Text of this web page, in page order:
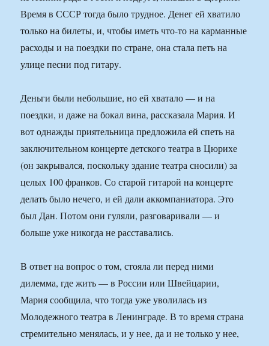
Время в СССР тогда было трудное. Денег ей хватило
только на билеты, и, чтобы иметь что-то на карманные
расходы и на поездки по стране, она стала петь на
улице песни под гитару.
Деньги были небольшие, но ей хватало — и на
поездки, и даже на бокал вина, рассказала Мария. И
вот однажды приятельница предложила ей спеть на
заключительном концерте детского театра в Цюрихе
(он закрывался, поскольку здание театра сносили) за
целых 100 франков. Со старой гитарой на концерте
делать было нечего, и ей дали аккомпаниатора. Это
был Дан. Потом они гуляли, разговаривали — и
больше уже никогда не расставались.
В ответ на вопрос о том, стояла ли перед ними
дилемма, где жить — в России или Швейцарии,
Мария сообщила, что тогда уже уволилась из
Молодежного театра в Ленинграде. В то время страна
стремительно менялась, и у нее, да и не только у нее,